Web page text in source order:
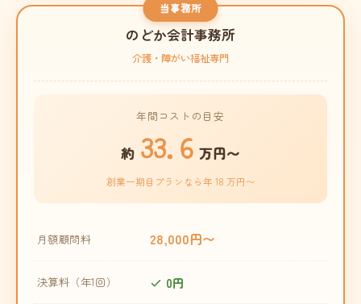
当事務所
のどか会計事務所
介護・障がい福祉専門
年間コストの目安
約 33.6 万円〜
創業一期目プランなら年 18 万円〜
月額顧問料 28,000円〜
決算料（年1回） 0円